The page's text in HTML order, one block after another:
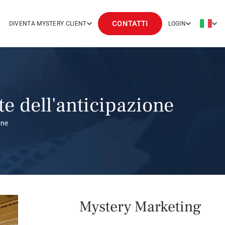
DIVENTA MYSTERY CLIENT CONTATTI LOGIN
dell'anticipazione
Mystery Marketing